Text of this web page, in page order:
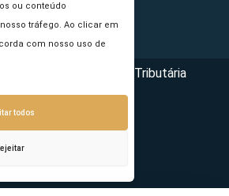
ou conteúdo
tráfego. Ao clicar em
com nosso uso de
todos
- Portal da Reforma Tributária